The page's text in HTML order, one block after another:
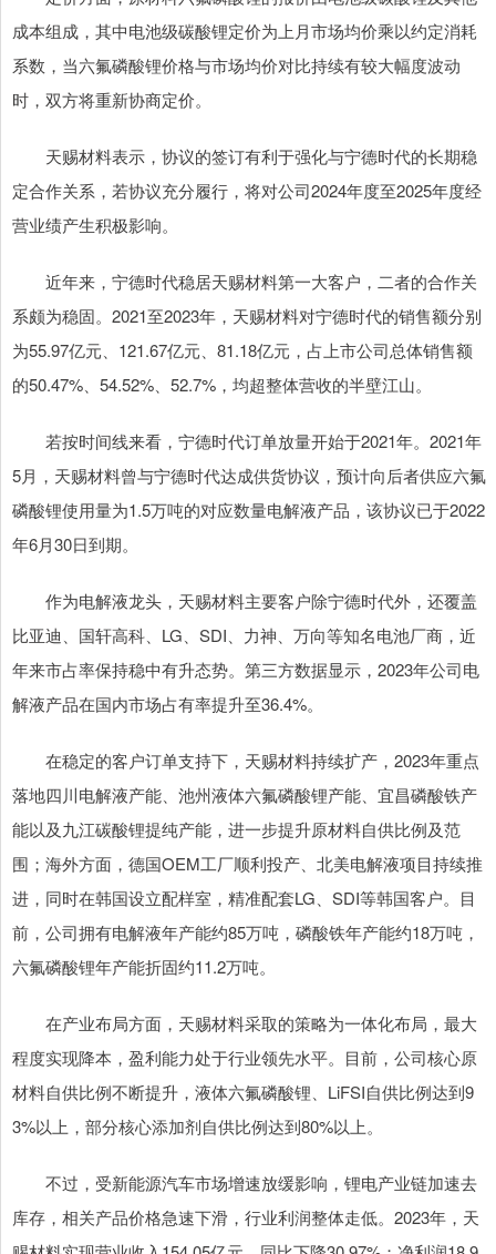
成本组成，其中电池级碳酸锂定价为上月市场均价乘以约定消耗
系数，当六氟磷酸锂价格与市场均价对比持续有较大幅度波动
时，双方将重新协商定价。
天赐材料表示，协议的签订有利于强化与宁德时代的长期稳
定合作关系，若协议充分履行，将对公司2024年度至2025年度经
营业绩产生积极影响。
近年来，宁德时代稳居天赐材料第一大客户，二者的合作关
系颇为稳固。2021至2023年，天赐材料对宁德时代的销售额分别
为55.97亿元、121.67亿元、81.18亿元，占上市公司总体销售额
的50.47%、54.52%、52.7%，均超整体营收的半壁江山。
若按时间线来看，宁德时代订单放量开始于2021年。2021年
5月，天赐材料曾与宁德时代达成供货协议，预计向后者供应六氟
磷酸锂使用量为1.5万吨的对应数量电解液产品，该协议已于2022
年6月30日到期。
作为电解液龙头，天赐材料主要客户除宁德时代外，还覆盖
比亚迪、国轩高科、LG、SDI、力神、万向等知名电池厂商，近
年来市占率保持稳中有升态势。第三方数据显示，2023年公司电
解液产品在国内市场占有率提升至36.4%。
在稳定的客户订单支持下，天赐材料持续扩产，2023年重点
落地四川电解液产能、池州液体六氟磷酸锂产能、宜昌磷酸铁产
能以及九江碳酸锂提纯产能，进一步提升原材料自供比例及范
围；海外方面，德国OEM工厂顺利投产、北美电解液项目持续推
进，同时在韩国设立配样室，精准配套LG、SDI等韩国客户。目
前，公司拥有电解液年产能约85万吨，磷酸铁年产能约18万吨，
六氟磷酸锂年产能折固约11.2万吨。
在产业布局方面，天赐材料采取的策略为一体化布局，最大
程度实现降本，盈利能力处于行业领先水平。目前，公司核心原
材料自供比例不断提升，液体六氟磷酸锂、LiFSI自供比例达到9
3%以上，部分核心添加剂自供比例达到80%以上。
不过，受新能源汽车市场增速放缓影响，锂电产业链加速去
库存，相关产品价格急速下滑，行业利润整体走低。2023年，天